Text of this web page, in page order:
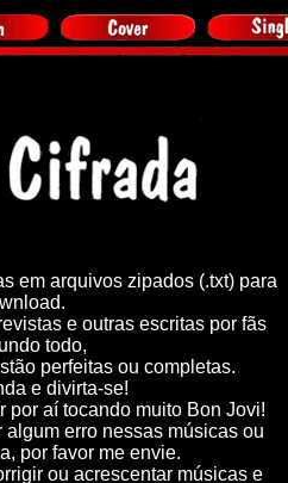
em arquivos zipados (.txt) para
e outras escritas por fãs
todo,
perfeitas ou completas.
e divirta-se!
por aí tocando muito Bon Jovi!
erro nessas músicas ou
por favor me envie.
ou acrescentar músicas e